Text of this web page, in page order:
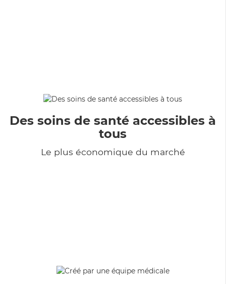
Des soins de santé accessibles à
tous
Le plus économique du marché